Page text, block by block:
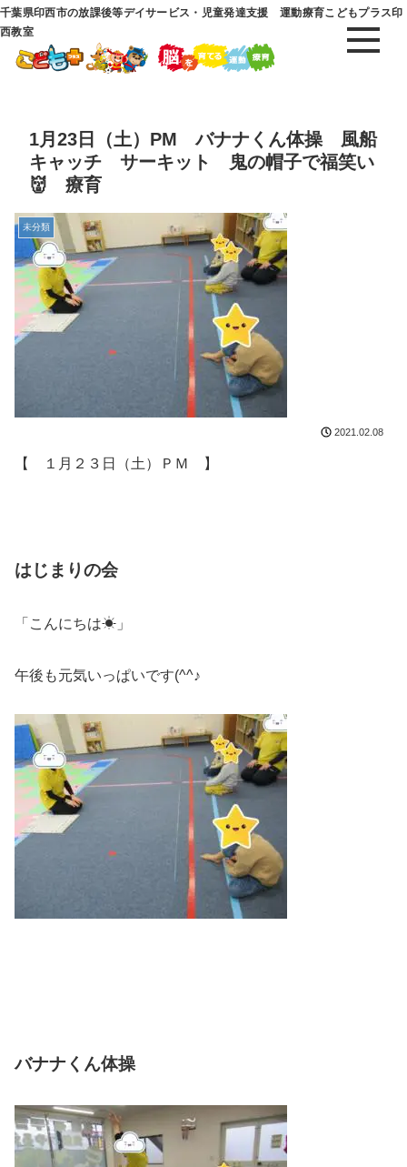
千葉県印西市の放課後等デイサービス・児童発達支援 運動療育こどもプラス印
西教室
1月23日（土）PM バナナくん体操 風船
キャッチ サーキット 鬼の帽子で福笑い
👹 療育
未分類
2021.02.08
【 １月２３日（土）ＰＭ 】
はじまりの会
「こんにちは☀」
午後も元気いっぱいです(^^♪
バナナくん体操